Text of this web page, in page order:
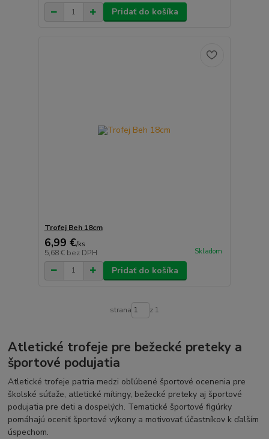
Pridať do košíka
Trofej Beh 18cm
6,99 €/ks
5,68 € bez DPH Skladom
Pridať do košíka
strana z 1
Atletické trofeje pre bežecké preteky a
športové podujatia
Atletické trofeje patria medzi obľúbené športové ocenenia pre
školské súťaže, atletické mítingy, bežecké preteky aj športové
podujatia pre deti a dospelých. Tematické športové figúrky
pomáhajú oceniť športové výkony a motivovať účastníkov k ďalším
úspechom.